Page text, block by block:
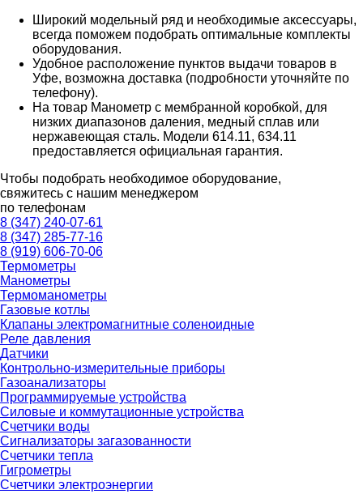
Широкий модельный ряд и необходимые аксессуары,
всегда поможем подобрать оптимальные комплекты
оборудования.
Удобное расположение пунктов выдачи товаров в
Уфе, возможна доставка (подробности уточняйте по
телефону).
На товар Манометр с мембранной коробкой, для
низких диапазонов даления, медный сплав или
нержавеющая сталь. Модели 614.11, 634.11
предоставляется официальная гарантия.
Чтобы подобрать необходимое оборудование,
свяжитесь с нашим менеджером
по телефонам
8 (347) 240-07-61
8 (347) 285-77-16
8 (919) 606-70-06
Термометры
Манометры
Термоманометры
Газовые котлы
Клапаны электромагнитные соленоидные
Реле давления
Датчики
Контрольно-измерительные приборы
Газоанализаторы
Программируемые устройства
Силовые и коммутационные устройства
Счетчики воды
Сигнализаторы загазованности
Счетчики тепла
Гигрометры
Счетчики электроэнергии